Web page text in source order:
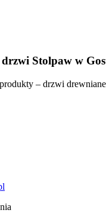
drzwi Stolpaw w
– drzwi